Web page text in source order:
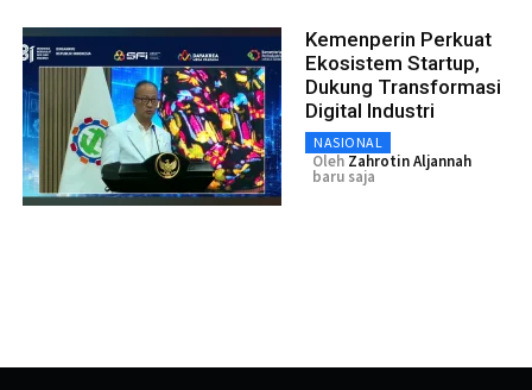
Kemenperin Perkuat
Ekosistem Startup,
Dukung Transformasi
Digital Industri
NASIONAL
Oleh Zahrotin Aljannah
baru saja